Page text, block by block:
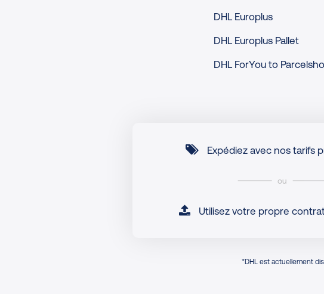
DHL Europlus
DHL Europlus Pallet
DHL ForYou to
Expédiez avec nos tarifs
ou
Utilisez votre propre
*DHL est actuellement